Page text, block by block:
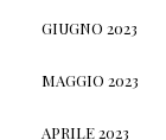
GIUGNO 2023
MAGGIO 2023
APRILE 2023